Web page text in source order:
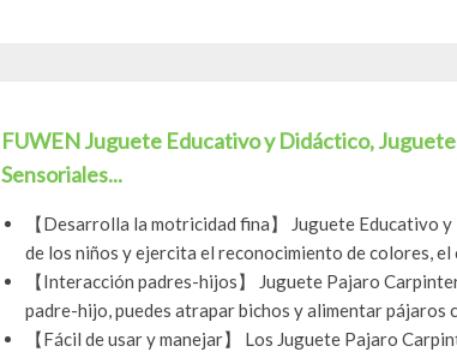
FUWEN Juguete Educativo y Didáctico,
Sensoriales...
【Desarrolla la motricidad fina】 Juguete Educativo
de los niños y ejercita el reconocimiento de colores, el
【Interacción padres-hijos】 Juguete Pajaro
padre-hijo, puedes atrapar bichos y alimentar pájaros
【Fácil de usar y manejar】 Los Juguete Pajaro